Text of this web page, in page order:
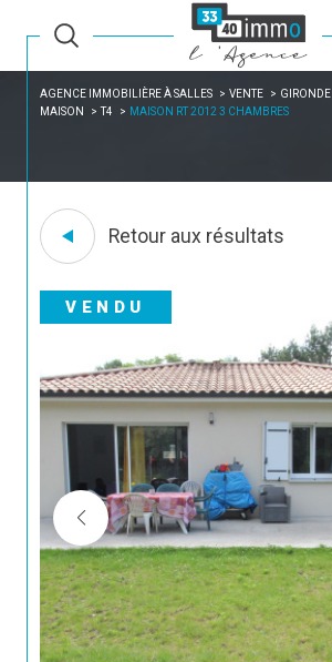
AGENCE IMMOBILIÈRE À SALLES VENTE GIRONDE
MAISON
T4 MAISON RT 2012 3 CHAMBRES
Retour aux résultats
VENDU